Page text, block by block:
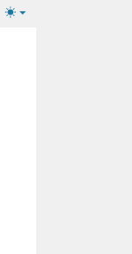
Lichte/donkere